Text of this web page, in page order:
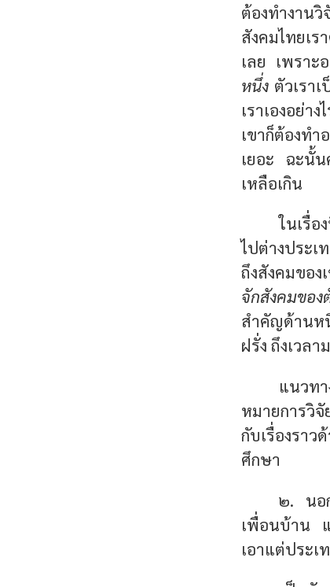
ต้องทำงานวิ
สังคมไทยเร
เลย เพราะ
หนึ่ง ตัวเรา
เราเองอย่าง
เขาก็ต้องท
เยอะ ฉะนั้น
เหลือเกิน
ในเรื่อ
ไปต่างประเ
ถึงสังคมขอ
จักสังคมของ
สำคัญด้านห
ฝรั่ง ถึงเวล
แนวท
หมายการวิจั
กับเรื่องราว
ศึกษา
๒. นอ
เพื่อนบ้าน แ
เอาแต่ประ